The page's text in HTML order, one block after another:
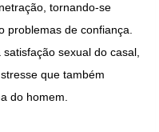
tornando-se
problemas de confiança.
sexual do casal,
que também
do homem.